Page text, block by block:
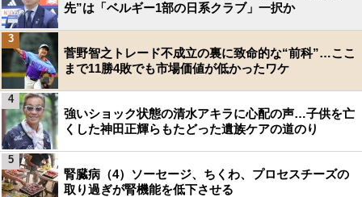
先”は「ベルギー1部の日系クラブ」一択か
菅野智之トレード不成立の裏に致命的な“前科”…ここ
まで11勝4敗でも市場価値が低かったワケ
3
強いショック状態の清水アキラに心配の声…子供を亡
くした神田正輝らもたどった遺族ケアの道のり
4
腎臓病（4）ソーセージ、ちくわ、プロセスチーズの
取り過ぎが腎機能を低下させる
5